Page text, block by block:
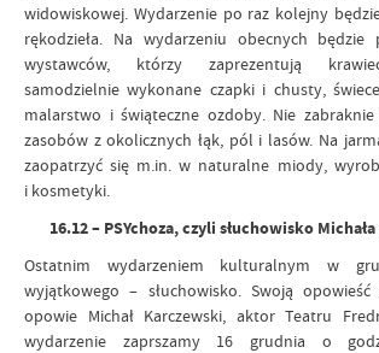
widowiskowej. Wydarzenie po raz kolejny
rękodzieła. Na wydarzeniu obecnych będzie
wystawców, którzy zaprezentują
samodzielnie wykonane czapki i chusty,
malarstwo i świąteczne ozdoby. Nie
zasobów z okolicznych łąk, pól i lasów. Na
zaopatrzyć się m.in. w naturalne miody,
i kosmetyki.
16.12 – PSYchoza, czyli słuchowisko
Ostatnim wydarzeniem kulturalnym w
wyjątkowego – słuchowisko. Swoją
opowie Michał Karczewski, aktor Teatru
wydarzenie zaprszamy 16 grudnia o